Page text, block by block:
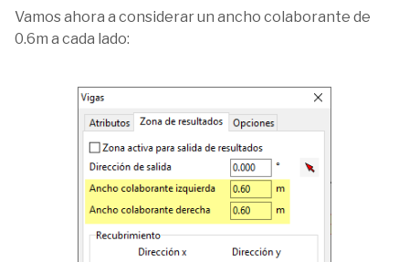
Vamos ahora a considerar un ancho colaborante de
0.6m a cada lado: